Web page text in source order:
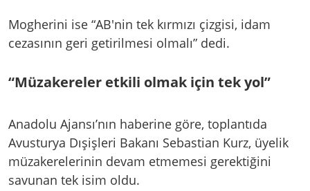
Mogherini ise “AB'nin tek kırmızı çizgisi, idam
cezasının geri getirilmesi olmalı” dedi.
“Müzakereler etkili olmak için tek yol”
Anadolu Ajansı’nın haberine göre, toplantıda
Avusturya Dışişleri Bakanı Sebastian Kurz, üyelik
müzakerelerinin devam etmemesi gerektiğini
savunan tek isim oldu.